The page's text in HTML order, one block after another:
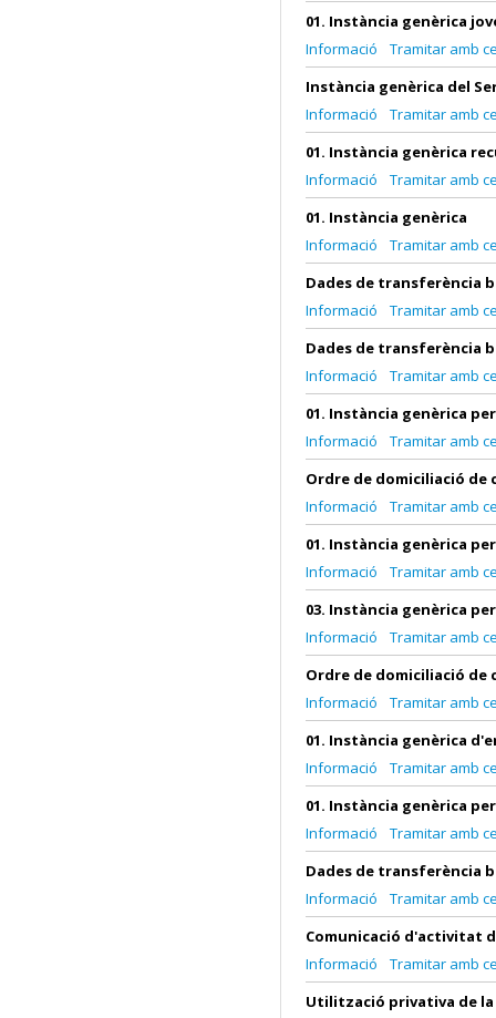
01. Instància genèrica
Informació
Tramitar amb
Instància genèrica del
Informació
Tramitar amb
01. Instància genèrica
Informació
Tramitar amb
01. Instància genèrica
Informació
Tramitar amb
Dades de transferència
Informació
Tramitar amb
Dades de transferència
Informació
Tramitar amb
01. Instància genèrica
Informació
Tramitar amb
Ordre de domiciliació de
Informació
Tramitar amb
01. Instància genèrica
Informació
Tramitar amb
03. Instància genèrica
Informació
Tramitar amb
Ordre de domiciliació de
Informació
Tramitar amb
01. Instància genèrica
Informació
Tramitar amb
01. Instància genèrica
Informació
Tramitar amb
Dades de transferència
Informació
Tramitar amb
Comunicació d'activitat
Informació
Tramitar amb
Utilització privativa de la